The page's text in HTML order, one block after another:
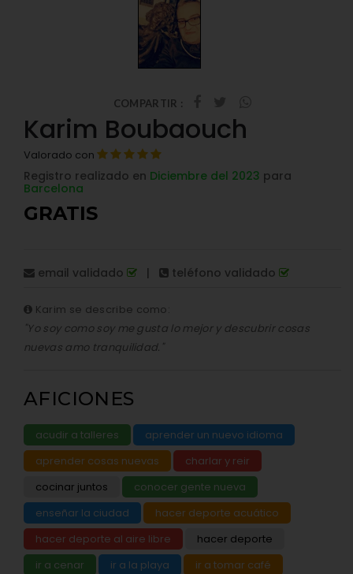
COMPARTIR :
Karim Boubaouch
Valorado con
Registro realizado en Diciembre del 2023 para
Barcelona
GRATIS
email validado | teléfono validado
Karim se describe como:
"Yo soy como soy me gusta lo mejor y descubrir cosas
nuevas amo tranquilidad."
AFICIONES
acudir a talleres
aprender un nuevo idioma
aprender cosas nuevas
charlar y reir
cocinar juntos
conocer gente nueva
enseñar la ciudad
hacer deporte acuático
hacer deporte al aire libre
hacer deporte
ir a cenar
ir a la playa ir a tomar café